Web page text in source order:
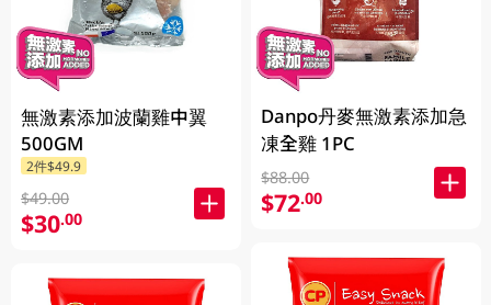
無激素添加波蘭雞中翼
500GM
2件$49.9
$49.00
$30.00
Danpo丹麥無激素添加急
凍全雞 1PC
$88.00
$72.00